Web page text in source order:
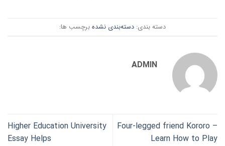
دسته بندی: دسته‌بندی نشده برچسب ها:
ADMIN
Four-legged friend Kororo –
Learn How to Play
Higher Education University
Essay Helps